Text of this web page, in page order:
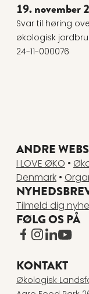
19. november
Svar til høring
økologisk
24-11-000076
ANDRE
I LOVE ØKO •
Denmark •
Tilmeld dig
FØLG OS PÅ
KONTAKT
Økologisk